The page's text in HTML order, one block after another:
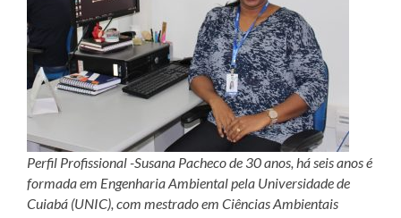
Perfil Profissional -Susana Pacheco de 30 anos, há seis anos é
formada em Engenharia Ambiental pela Universidade de
Cuiabá (UNIC), com mestrado em Ciências Ambientais